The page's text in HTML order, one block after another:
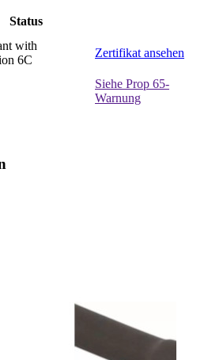
Status
with
6C
Zertifikat ansehen
Siehe Prop 65-
Warnung